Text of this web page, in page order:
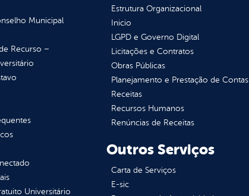
Municipal
Recurso –
Universitário
Estrutura Organizacional
Inicio
LGPD e Governo Digital
Licitações e Contratos
Obras Públicas
Planejamento e Prestação de Contas
Receitas
Recursos Humanos
Renúncias de Receitas
Outros Serviços
Carta de Serviços
E-sic